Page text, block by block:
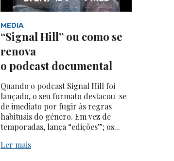
MEDIA
“Signal Hill” ou como se
renova
o podcast documental
Quando o podcast Signal Hill foi
lançado, o seu formato destacou-se
de imediato por fugir às regras
habituais do género. Em vez de
temporadas, lança “edições”; os...
Ler mais